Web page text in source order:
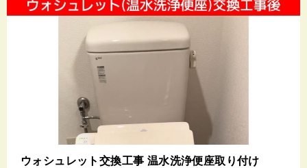
ウォシュレット交換工事 温水洗浄便座取り付け